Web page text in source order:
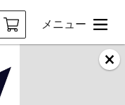
メニュー